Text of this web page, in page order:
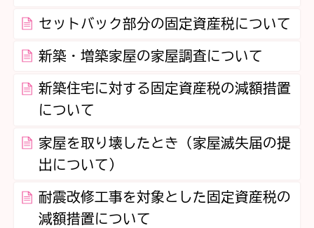
セットバック部分の固定資産税について
新築・増築家屋の家屋調査について
新築住宅に対する固定資産税の減額措置
について
家屋を取り壊したとき（家屋滅失届の提
出について）
耐震改修工事を対象とした固定資産税の
減額措置について